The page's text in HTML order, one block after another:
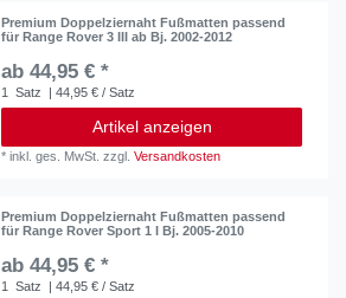
Premium Doppelziernaht Fußmatten passend
für Range Rover 3 III ab Bj. 2002-2012
ab 44,95 € *
1 Satz | 44,95 € / Satz
Artikel anzeigen
*inkl. ges. MwSt. zzgl.Versandkosten
Premium Doppelziernaht Fußmatten passend
für Range Rover Sport 1 I Bj. 2005-2010
ab 44,95 € *
1 Satz | 44,95 € / Satz